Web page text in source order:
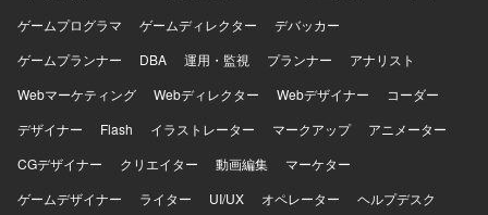
ゲームプログラマ
ゲームディレクター
デバッカー
ゲームプランナー
DBA 運用・監視 プランナー
アナリスト
Webマーケティング
Webディレクター Webデザイナー
コーダー
デザイナー
Flash イラストレーター マークアップ
アニメーター
CGデザイナー
クリエイター 動画編集
マーケター
ゲームデザイナー
ライター UI/UX オペレーター
ヘルプデスク